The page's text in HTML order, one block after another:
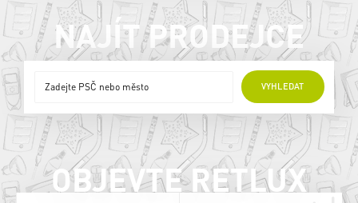
NAJÍT PRODEJCE
VYHLEDAT
ONLINE PRODEJCI
OBJEVTE RETLUX